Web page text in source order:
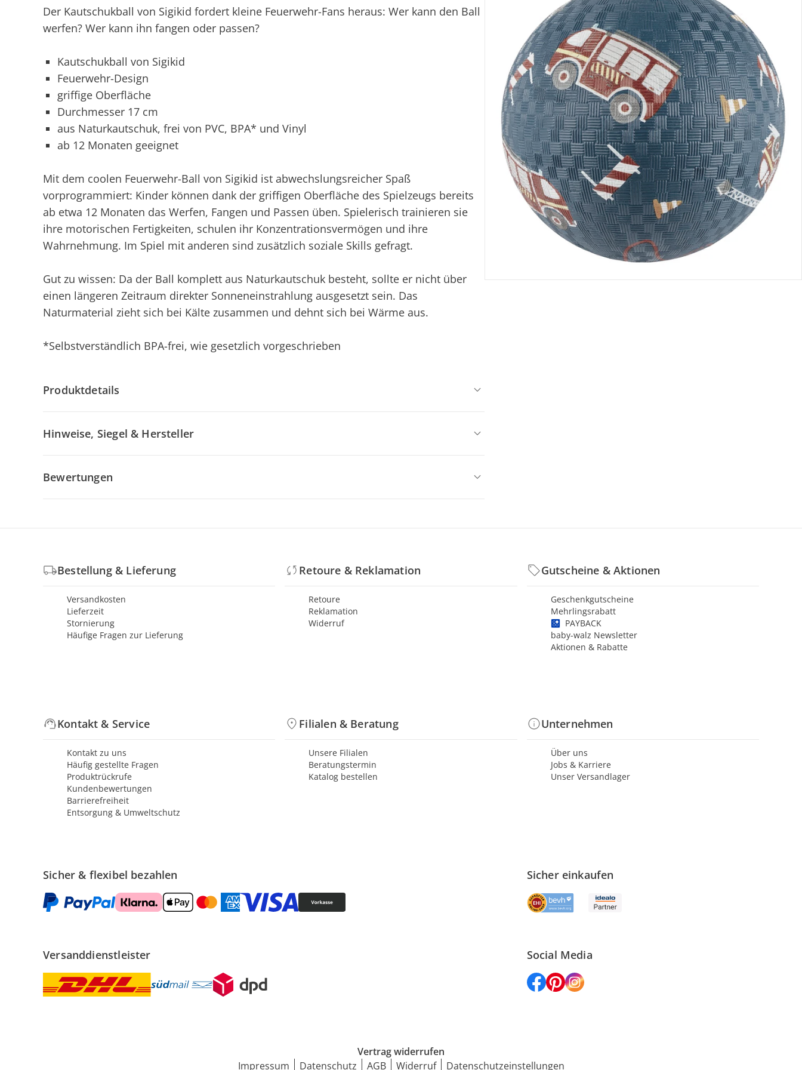
Der Kautschukball von Sigikid fordert kleine Feuerwehr-Fans heraus: Wer kann den Ball
werfen? Wer kann ihn fangen oder passen?
Kautschukball von Sigikid
Feuerwehr-Design
griffige Oberfläche
Durchmesser 17 cm
aus Naturkautschuk, frei von PVC, BPA* und Vinyl
ab 12 Monaten geeignet
Mit dem coolen Feuerwehr-Ball von Sigikid ist abwechslungsreicher Spaß
vorprogrammiert: Kinder können dank der griffigen Oberfläche des Spielzeugs bereits
ab etwa 12 Monaten das Werfen, Fangen und Passen üben. Spielerisch trainieren sie
ihre motorischen Fertigkeiten, schulen ihr Konzentrationsvermögen und ihre
Wahrnehmung. Im Spiel mit anderen sind zusätzlich soziale Skills gefragt.
Gut zu wissen: Da der Ball komplett aus Naturkautschuk besteht, sollte er nicht über
einen längeren Zeitraum direkter Sonneneinstrahlung ausgesetzt sein. Das
Naturmaterial zieht sich bei Kälte zusammen und dehnt sich bei Wärme aus.
*Selbstverständlich BPA-frei, wie gesetzlich vorgeschrieben
Produktdetails
Hinweise, Siegel & Hersteller
Bewertungen
Bestellung & Lieferung
Versandkosten
Lieferzeit
Stornierung
Häufige Fragen zur Lieferung
Retoure & Reklamation
Retoure
Reklamation
Widerruf
Gutscheine & Aktionen
Geschenkgutscheine
Mehrlingsrabatt
PAYBACK
baby-walz Newsletter
Aktionen & Rabatte
Kontakt & Service
Kontakt zu uns
Häufig gestellte Fragen
Produktrückrufe
Kundenbewertungen
Barrierefreiheit
Entsorgung & Umweltschutz
Filialen & Beratung
Unsere Filialen
Beratungstermin
Katalog bestellen
Unternehmen
Über uns
Jobs & Karriere
Unser Versandlager
Sicher & flexibel bezahlen Sicher einkaufen
Versanddienstleister Social Media
Vertrag widerrufen
Impressum
Datenschutz AGB Widerruf Datenschutzeinstellungen